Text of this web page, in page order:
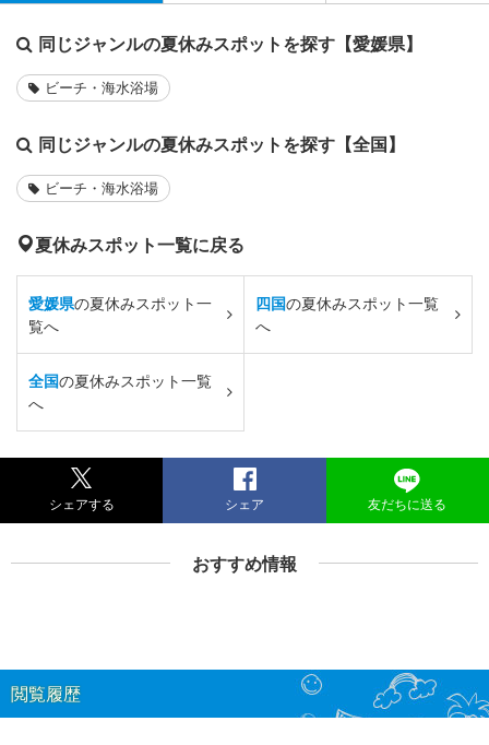
同じジャンルの夏休みスポットを探す【愛媛県】
ビーチ・海水浴場
同じジャンルの夏休みスポットを探す【全国】
ビーチ・海水浴場
夏休みスポット一覧に戻る
愛媛県の夏休みスポット一
覧へ
四国の夏休みスポット一覧
へ
全国の夏休みスポット一覧
へ
シェアする シェア 友だちに送る
おすすめ情報
閲覧履歴